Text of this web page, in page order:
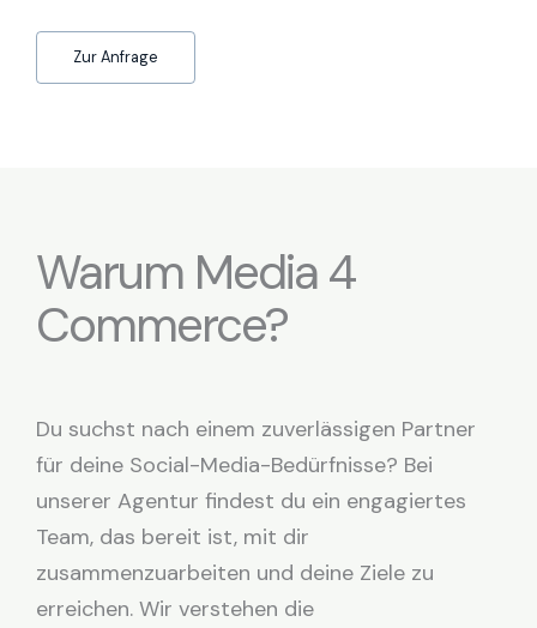
Zur Anfrage
Warum Media 4
Commerce?
Du suchst nach einem zuverlässigen Partner
für deine Social-Media-Bedürfnisse? Bei
unserer Agentur findest du ein engagiertes
Team, das bereit ist, mit dir
zusammenzuarbeiten und deine Ziele zu
erreichen. Wir verstehen die